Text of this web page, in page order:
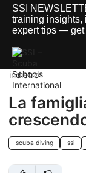
SSI
training insights,
expert tips — get
indietro
La
scuba diving ssi